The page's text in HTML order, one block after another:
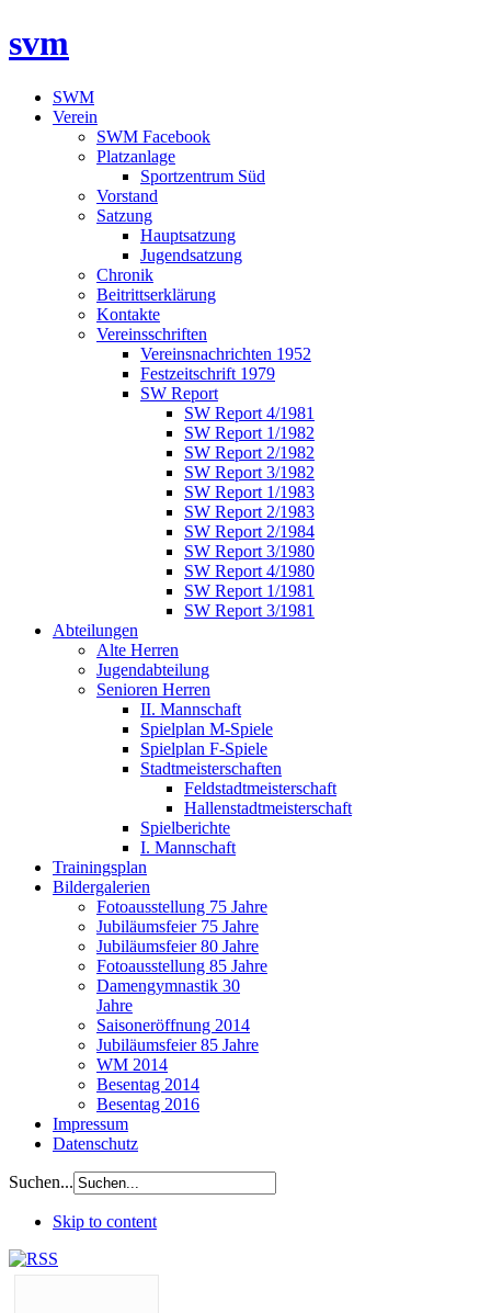
svm
SWM
Verein
SWM Facebook
Platzanlage
Sportzentrum Süd
Vorstand
Satzung
Hauptsatzung
Jugendsatzung
Chronik
Beitrittserklärung
Kontakte
Vereinsschriften
Vereinsnachrichten 1952
Festzeitschrift 1979
SW Report
SW Report 4/1981
SW Report 1/1982
SW Report 2/1982
SW Report 3/1982
SW Report 1/1983
SW Report 2/1983
SW Report 2/1984
SW Report 3/1980
SW Report 4/1980
SW Report 1/1981
SW Report 3/1981
Abteilungen
Alte Herren
Jugendabteilung
Senioren Herren
II. Mannschaft
Spielplan M-Spiele
Spielplan F-Spiele
Stadtmeisterschaften
Feldstadtmeisterschaft
Hallenstadtmeisterschaft
Spielberichte
I. Mannschaft
Trainingsplan
Bildergalerien
Fotoausstellung 75 Jahre
Jubiläumsfeier 75 Jahre
Jubiläumsfeier 80 Jahre
Fotoausstellung 85 Jahre
Damengymnastik 30
Jahre
Saisoneröffnung 2014
Jubiläumsfeier 85 Jahre
WM 2014
Besentag 2014
Besentag 2016
Impressum
Datenschutz
Suchen...
Skip to content